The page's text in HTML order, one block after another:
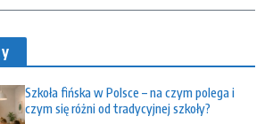
Szkoła fińska w Polsce – na czym polega i
czym się różni od tradycyjnej szkoły?